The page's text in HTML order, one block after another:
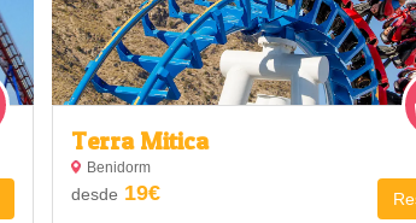
Terra Mitica
Benidorm
desde 19€